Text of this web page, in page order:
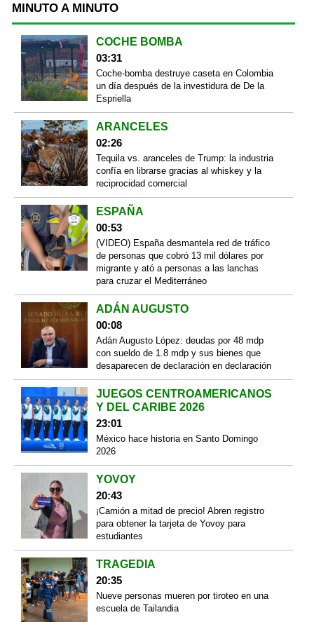
MINUTO A MINUTO
COCHE BOMBA
03:31
Coche-bomba destruye caseta en Colombia
un día después de la investidura de De la
Espriella
ARANCELES
02:26
Tequila vs. aranceles de Trump: la industria
confía en librarse gracias al whiskey y la
reciprocidad comercial
ESPAÑA
00:53
(VIDEO) España desmantela red de tráfico
de personas que cobró 13 mil dólares por
migrante y ató a personas a las lanchas
para cruzar el Mediterráneo
ADÁN AUGUSTO
00:08
Adán Augusto López: deudas por 48 mdp
con sueldo de 1.8 mdp y sus bienes que
desaparecen de declaración en declaración
JUEGOS CENTROAMERICANOS
Y DEL CARIBE 2026
23:01
México hace historia en Santo Domingo
2026
YOVOY
20:43
¡Camión a mitad de precio! Abren registro
para obtener la tarjeta de Yovoy para
estudiantes
TRAGEDIA
20:35
Nueve personas mueren por tiroteo en una
escuela de Tailandia